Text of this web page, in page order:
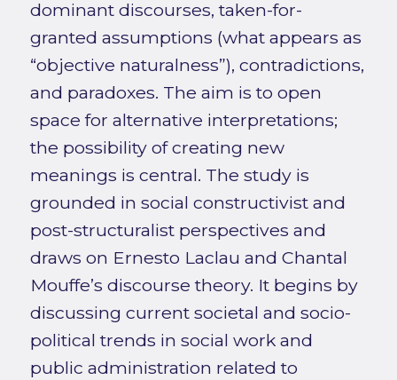
dominant discourses, taken-for-
granted assumptions (what appears as
“objective naturalness”), contradictions,
and paradoxes. The aim is to open
space for alternative interpretations;
the possibility of creating new
meanings is central. The study is
grounded in social constructivist and
post-structuralist perspectives and
draws on Ernesto Laclau and Chantal
Mouffe’s discourse theory. It begins by
discussing current societal and socio-
political trends in social work and
public administration related to